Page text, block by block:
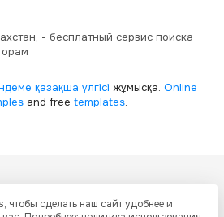
- бесплатный сервис поиска
қазақша үлгісі жұмысқа. Online
and free templates.
и оформление страниц защищены
чтобы сделать наш сайт удобнее и